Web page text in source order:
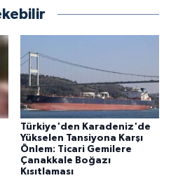
Türkiye'den Karadeniz'de
Yükselen Tansiyona Karşı
Önlem: Ticari Gemilere
Çanakkale Boğazı
Kısıtlaması